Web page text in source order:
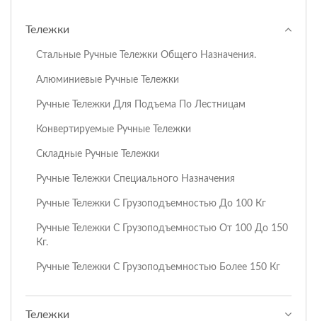
Тележки
Стальные Ручные Тележки Общего Назначения.
Алюминиевые Ручные Тележки
Ручные Тележки Для Подъема По Лестницам
Конвертируемые Ручные Тележки
Складные Ручные Тележки
Ручные Тележки Специального Назначения
Ручные Тележки С Грузоподъемностью До 100 Кг
Ручные Тележки С Грузоподъемностью От 100 До 150
Кг.
Ручные Тележки С Грузоподъемностью Более 150 Кг
Тележки